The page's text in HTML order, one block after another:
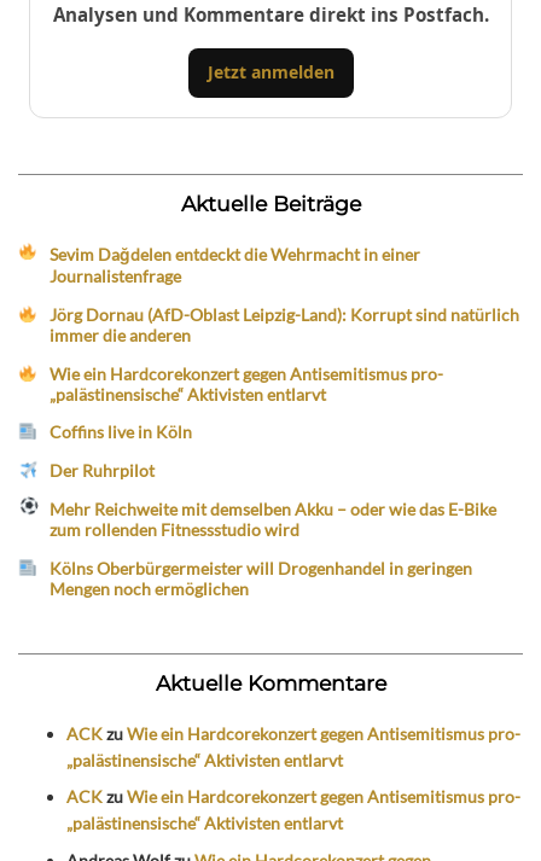
Analysen und Kommentare direkt ins Postfach.
Jetzt anmelden
Aktuelle Beiträge
Sevim Dağdelen entdeckt die Wehrmacht in einer
Journalistenfrage
Jörg Dornau (AfD-Oblast Leipzig-Land): Korrupt sind natürlich
immer die anderen
Wie ein Hardcorekonzert gegen Antisemitismus pro-
„palästinensische“ Aktivisten entlarvt
Coffins live in Köln
Der Ruhrpilot
Mehr Reichweite mit demselben Akku – oder wie das E-Bike
zum rollenden Fitnessstudio wird
Kölns Oberbürgermeister will Drogenhandel in geringen
Mengen noch ermöglichen
Aktuelle Kommentare
ACKzuWie ein Hardcorekonzert gegen Antisemitismus pro-
„palästinensische“ Aktivisten entlarvt
ACKzuWie ein Hardcorekonzert gegen Antisemitismus pro-
„palästinensische“ Aktivisten entlarvt